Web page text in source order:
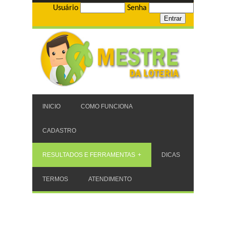
Usuário Senha
INICIO COMO FUNCIONA
CADASTRO
RESULTADOS E FERRAMENTAS DICAS
TERMOS ATENDIMENTO